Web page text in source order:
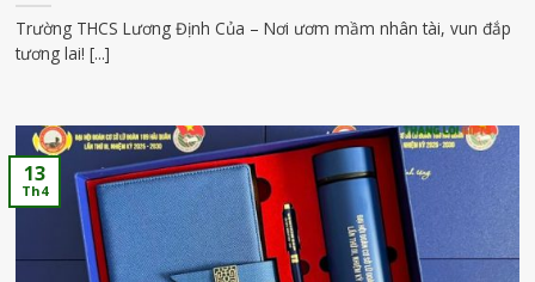
Trường THCS Lương Định Của – Nơi ươm mầm nhân tài, vun đắp
tương lai! [...]
13
Th4